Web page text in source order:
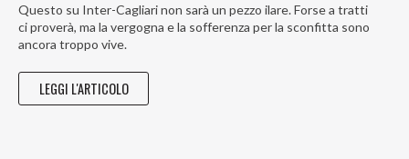
Questo su Inter-Cagliari non sarà un pezzo ilare. Forse a tratti
ci proverà, ma la vergogna e la sofferenza per la sconfitta sono
ancora troppo vive.
LEGGI L'ARTICOLO